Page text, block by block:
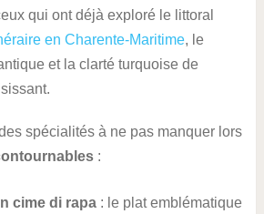
qui ont déjà exploré le littoral
en Charente-Maritime, le
et la clarté turquoise de
spécialités à ne pas manquer lors
:
cime di rapa: le plat emblématique